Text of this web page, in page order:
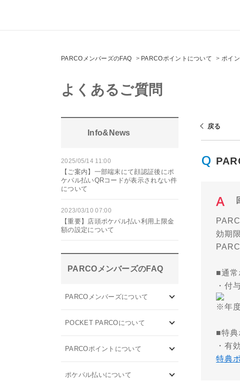
PARCOメンバーズのFAQ > PARCOポイントについて > ポイン
よくあるご質問
Info&News
2025/05/14 11:00
【ご案内】一部端末にて顔認証後にポ
ケパル払いQRコードが表示されない件
について
2023/03/10 07:00
【重要】店頭ポケパル払い利用上限金
額の設定について
PARCOメンバーズのFAQ
PARCOメンバーズについて
POCKET PARCOについて
PARCOポイントについて
ポケパル払いについて
戻る
効期
■通常
・付
※年
■特典
・有
特典